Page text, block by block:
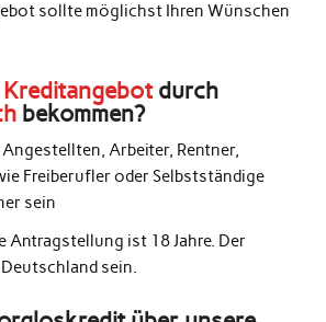
sollte möglichst Ihren Wünschen
Kreditangebotdurch
bekommen?
Arbeiter, Rentner,
Freiberufler oder Selbstständige
sein
Antragstellung ist 18 Jahre. Der
sein.